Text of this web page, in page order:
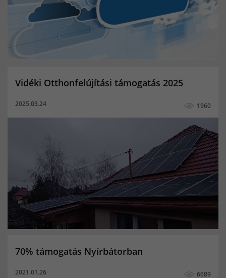
Vidéki Otthonfelújítási támogatás 2025
2025.03.24 1960
70% támogatás Nyírbátorban
2021.01.26 6689